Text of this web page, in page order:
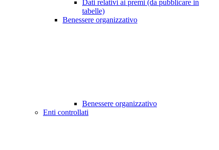
Dati relativi ai premi (da pubblicare in
tabelle)
Benessere organizzativo
Benessere organizzativo
Enti controllati